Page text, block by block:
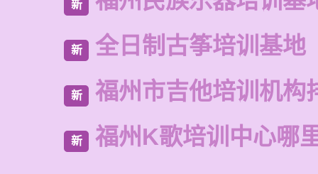
新
新 全日制古筝培训基地
新 福州市吉他培训机构
新 福州K歌培训中心哪